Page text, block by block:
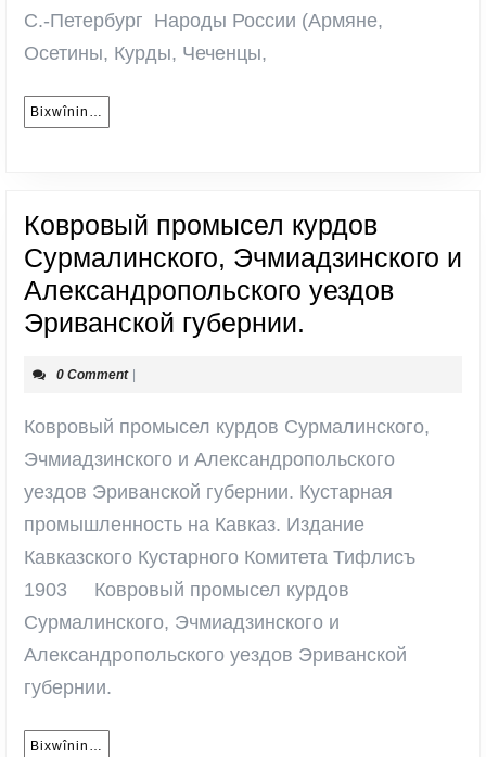
С.-Петербург Народы России (Армяне,
Осетины, Курды, Чеченцы,
Bixwînin…
Ковровый промысел курдов
Сурмалинского, Эчмиадзинского и
Александропольского уездов
Эриванской губернии.
и
уездов
Эриванской
губернии.
0 Comment
Ковровый промысел курдов Сурмалинского,
Эчмиадзинского и Александропольского
уездов Эриванской губернии. Кустарная
промышленность на Кавказ. Издание
Кавказского Кустарного Комитета Тифлисъ
1903 Ковровый промысел курдов
Сурмалинского, Эчмиадзинского и
Александропольского уездов Эриванской
губернии.
Bixwînin…